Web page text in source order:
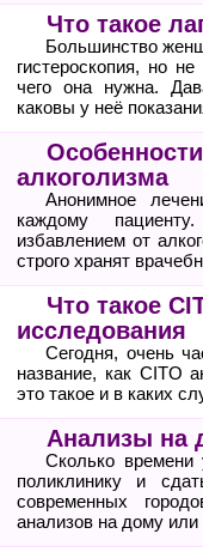
Что такое
Большинство
гистероскопия, но
чего она нужна.
каковы у неё
алкоголизма
Анонимное
каждому
избавлением от
строго хранят
Что такое
исследования
Сегодня, очень
название, как CITO
это такое и в каких
Анализы на
Сколько
поликлинику и
современных
анализов на дому